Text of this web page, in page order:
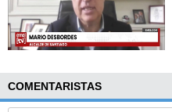
COMENTARISTAS